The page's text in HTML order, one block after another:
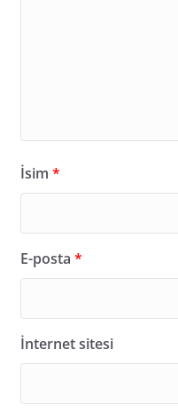
İsim *
E-posta *
İnternet sitesi